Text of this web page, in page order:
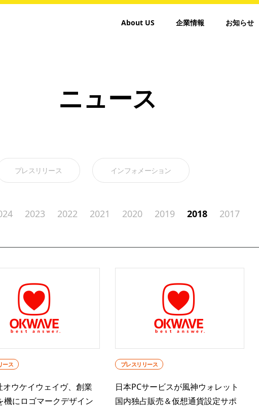
About US 企業情報 お知らせ
ニュース
プレスリリース インフォメーション
2023 2022 2021 2020 2019 2018 2017
ース
オウケイウェイヴ、創業
機にロゴマークデザイン
プレスリリース
日本PCサービスが風神ウォレット
国内独占販売＆仮想通貨設定サポ